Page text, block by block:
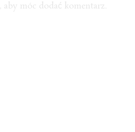
, aby móc dodać komentarz.